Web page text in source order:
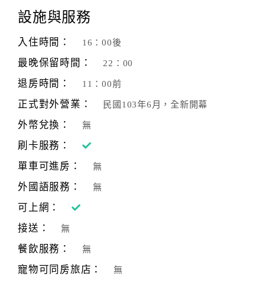
旅
伴
劃
商
品
傳
設施與服務
入住時間： 16：00後
最晚保留時間： 22：00
退房時間： 11：00前
正式對外營業： 民國103年6月，全新開幕
外幣兌換： 無
刷卡服務：
單車可進房：
無
外國語服務： 無
可上網：
接送：
無
餐飲服務： 無
寵物可同房旅店： 無